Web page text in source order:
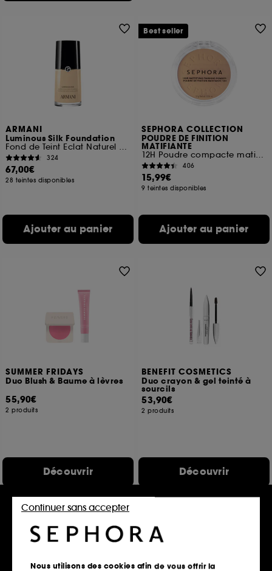
ARMANI
Luminous Silk Foundation
Fond de Teint Eclat Naturel Parfait
324
67,00€
28 teintes disponibles
Ajouter au panier
SEPHORA COLLECTION
POUDRE DE FINITION
MATIFIANTE
12H Poudre compacte matifiante
406
15,99€
9 teintes disponibles
Ajouter au panier
Best seller
SUMMER FRIDAYS
Duo Blush & Baume à lèvres
55,90€
2 produits
Découvrir
BENEFIT COSMETICS
Duo crayon & gel teinté à
sourcils
53,90€
2 produits
Découvrir
Nous utilisons des cookies afin de vous offrir la
Continuer sans accepter